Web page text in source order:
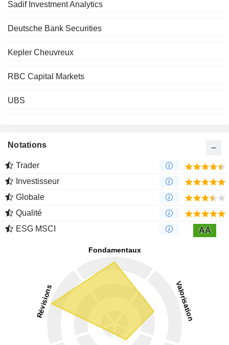
Sadif Investment Analytics
Deutsche Bank Securities
Kepler Cheuvreux
RBC Capital Markets
UBS
Notations
Trader
Investisseur
Globale
Qualité
ESG MSCI
AA